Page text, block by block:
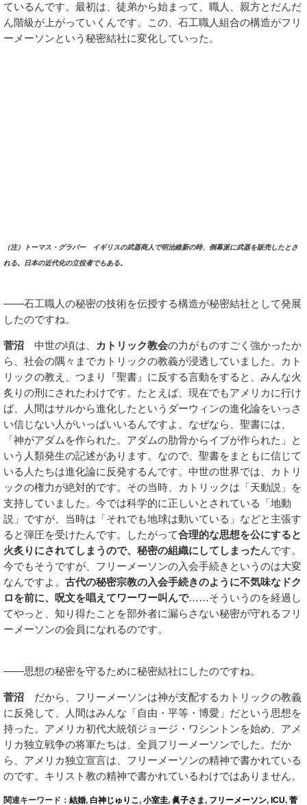
ているんです。最初は、徒弟から始まって、職人、親方とだんだ
ん階級が上がっていくんです。この、石工職人組合の構造がフリ
ーメーソンという秘密結社に変化していった。
（注）トーマス・グラバー イギリスの武器商人で明治維新の時、倒幕派に武器を販売したとさ
れる。日本の近代化の立役者でもある。
――石工職人の秘密の技術を伝授する構造が秘密結社として発展
したのですね。
菅沼 中世の頃は、 カトリック教会の力がものすごく強かったか
ら、社会の隅々までカトリックの教義が浸透していました。カト
リックの教え、つまり『聖書』に反する言動をすると、みんな火
炙りの刑にされたわけです。たとえば、現在でもアメリカに行け
ば、人間はサルから進化したというダーウィンの進化論をいっさ
い信じない人がいっぱいいるんですよ。なぜなら、聖書には、
「神がアダムを作られた。アダムの肋骨からイブが作られた」と
いう人類発生の記述があります。なので、聖書をまともに信じて
いる人たちは進化論に反発するんです。中世の世界では、カトリ
ックの権力が絶対的です。その当時、カトリックは「天動説」を
支持していました。今では科学的に正しいとされている「地動
説」ですが、当時は「それでも地球は動いている」などと主張す
ると弾圧を受けたんです。したがって合理的な思想を公にすると
火炙りにされてしまうので、秘密の組織にしてしまったんです。
今でもそうですが、フリーメーソンの入会手続きというのは大変
なんですよ。 古代の秘密宗教の入会手続きのように不気味なドク
ロを前に、呪文を唱えてワーワー叫んで……そういうのを経過し
てやっと、知り得たことを部外者に漏らさない秘密が守れるフリ
ーメーソンの会員になれるのです。
――思想の秘密を守るために秘密結社にしたのですね。
菅沼 だから、フリーメーソンは神が支配するカトリックの教義
に反発して、人間はみんな「自由・平等・博愛」だという思想を
持った。アメリカ初代大統領ジョージ・ワシントンを始め、アメ
リカ独立戦争の将軍たちは、全員フリーメーソンでした。だか
ら、アメリカ独立宣言は、フリーメーソンの精神で書かれている
のです。キリスト教の精神で書かれているわけではありません。
関連キーワード： 結婚, 白神じゅりこ, 小室圭, 眞子さま, フリーメーソン, ICU, 菅